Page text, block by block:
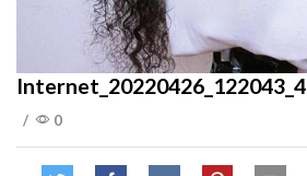
Internet_20220426_122043_4
/ 0